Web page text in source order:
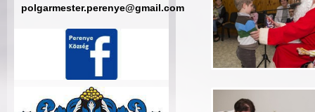
polgarmester.perenye@gmail.com